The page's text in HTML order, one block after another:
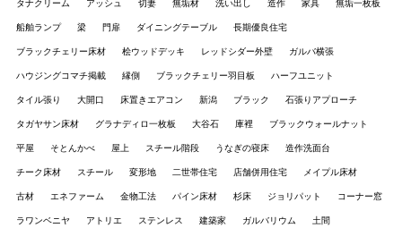
船舶ランプ
梁 門扉 ダイニングテーブル
長期優良住宅
ブラックチェリー床材
桧ウッドデッキ レッドシダー外壁
ガルバ横張
ハウジングコマチ掲載
縁側 ブラックチェリー羽目板
ハーフユニット
タイル張り
大開口 床置きエアコン 新潟 ブラック
石張りアプローチ
タガヤサン床材
グラナディロ一枚板 大谷石 庫裡
ブラックウォールナット
平屋
そとんかべ 屋上 スチール階段 うなぎの寝床
造作洗面台
チーク床材
スチール 変形地 二世帯住宅 店舗併用住宅
メイプル床材
古材
エネファーム 金物工法 パイン床材 杉床 ジョリパット
コーナー窓
ラワンベニヤ
アトリエ ステンレス 建築家 ガルバリウム
土間